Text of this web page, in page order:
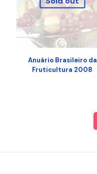
Anuário Brasileiro da
Fruticultura 2008